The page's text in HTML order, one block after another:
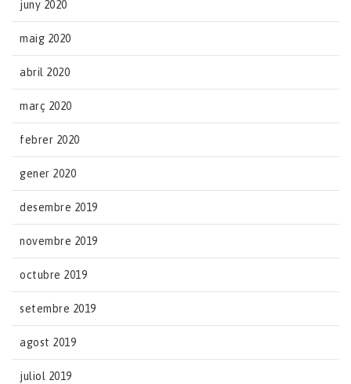
juny 2020
maig 2020
abril 2020
març 2020
febrer 2020
gener 2020
desembre 2019
novembre 2019
octubre 2019
setembre 2019
agost 2019
juliol 2019